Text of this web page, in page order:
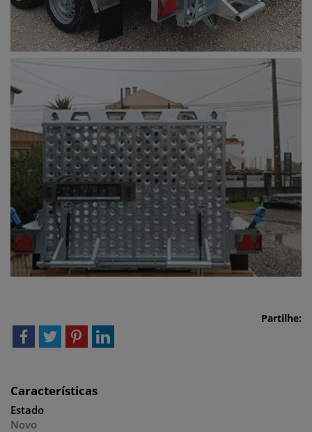
Partilhe:
Características
Estado
Novo